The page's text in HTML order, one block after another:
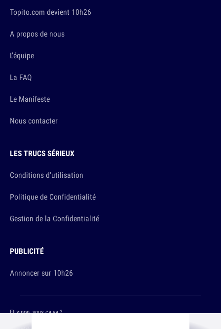
Topito.com devient 10h26
A propos de nous
L'équipe
La FAQ
Le Manifeste
Nous contacter
LES TRUCS SÉRIEUX
Conditions d'utilisation
Politique de Confidentialité
Gestion de la Confidentialité
PUBLICITÉ
Annoncer sur 10h26
Et sinon, vous ça va ?